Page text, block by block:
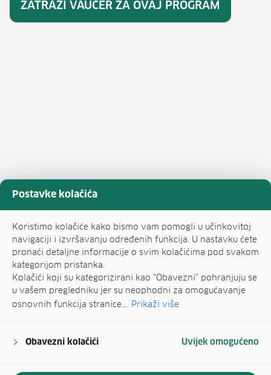
Postavke kolačića
Koristimo kolačiće kako bismo vam pomogli u učinkovitoj
navigaciji i izvršavanju određenih funkcija. U nastavku ćete
pronaći detaljne informacije o svim kolačićima pod svakom
kategorijom pristanka.
Kolačići koji su kategorizirani kao "Obavezni" pohranjuju se
u vašem pregledniku jer su neophodni za omogućavanje
osnovnih funkcija stranice.... Prikaži više
Obavezni kolačići Uvijek omogućeno
ZATRAŽI VAUČER ZA OVAJ PROGRAM